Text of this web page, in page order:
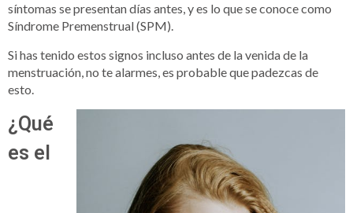
síntomas se presentan días antes, y es lo que se conoce como
Síndrome Premenstrual (SPM).
Si has tenido estos signos incluso antes de la venida de la
menstruación, no te alarmes, es probable que padezcas de
esto.
¿Qué
es el